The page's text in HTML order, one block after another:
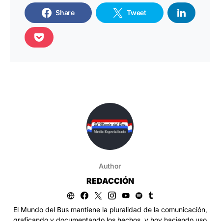
Share Tweet
Author
REDACCIÓN
El Mundo del Bus mantiene la pluralidad de la comunicación,